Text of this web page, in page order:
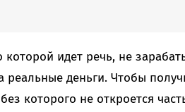
которой идет речь, не
реальные деньги. Чтобы
которого не откроется